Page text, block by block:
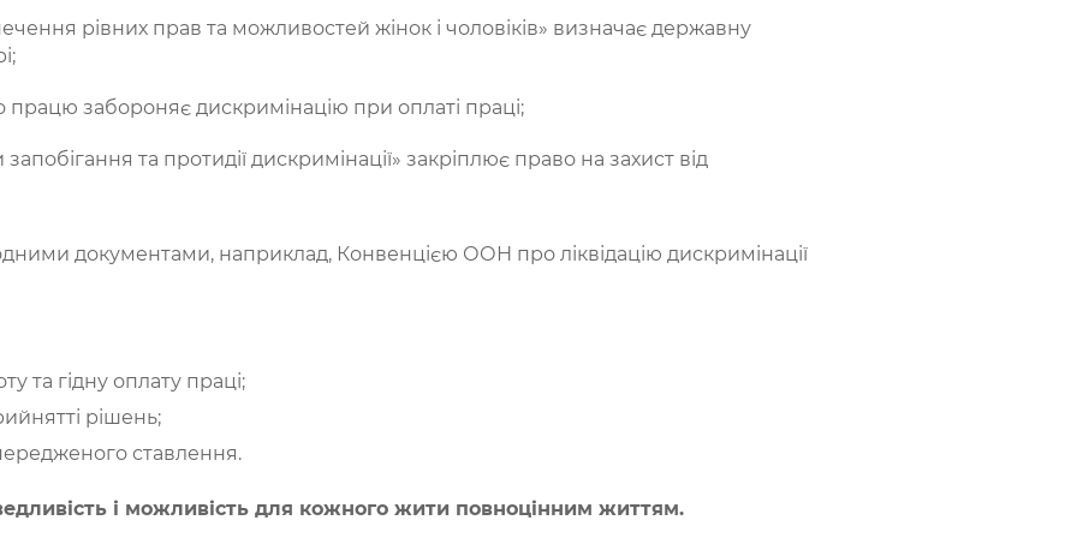
рівних прав та можливостей жінок і чоловіків» визначає державну
працю забороняє дискримінацію при оплаті праці;
та протидії дискримінації» закріплює право на захист від
документами, наприклад, Конвенцією ООН про ліквідацію дискримінації
та гідну оплату праці;
рішень;
ставлення.
і можливість для кожного жити повноцінним життям.